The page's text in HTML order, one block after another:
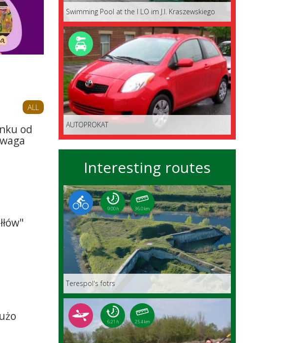
ALL
od
Swimming Pool at the I LO im J.I. Kraszewskiego
AUTOPROKAT
Interesting routes
9:00 h 36.0 km
Terespol's fotrs
6:21 h 25.4 km